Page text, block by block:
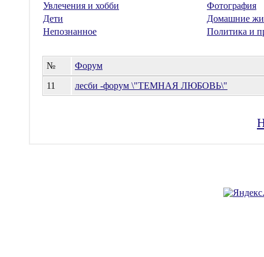
Увлечения и хобби
Фотография
Дети
Домашние
Непознанное
Политика и
№
Форум
11
лесби -форум \"ТЕМНАЯ ЛЮБОВЬ\"